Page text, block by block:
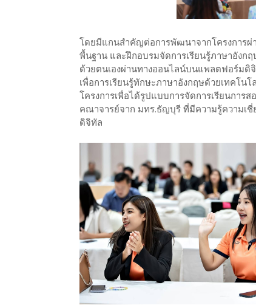
โดยมีแกนสำคัญต่อการพัฒนาจากโครงการผ่
พื้นฐาน และฝึกอบรมจัดการเรียนรู้ภาษาอัง
ด้วยตนเองผ่านทางออนไลน์บนแพลตฟอร์ม
เพื่อการเรียนรู้ทักษะภาษาอังกฤษด้วยเทคโน
โครงการเพื่อได้รูปแบบการจัดการเรียนกา
คณาจารย์จาก มทร.ธัญบุรี ที่มีความรู้ความเ
ดิจิทัล